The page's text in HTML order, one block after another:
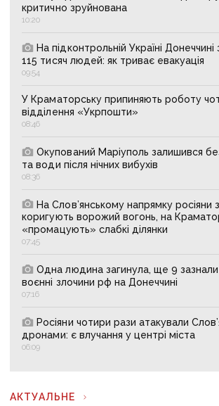
критично зруйнована
10:20
На підконтрольній Україні
115 тисяч людей: як триває евакуація
09:54
У Краматорську припиняють роботу
відділення «Укрпошти»
08:46
Окупований Маріуполь залишився
та води після нічних вибухів
08:36
На Слов’янському напрямку росіяни
коригують ворожий вогонь, на
«промацують» слабкі ділянки
07:45
Одна людина загинула, ще 9
воєнні злочини рф на Донеччині
07:16
Росіяни чотири рази атакували
дронами: є влучання у центрі міста
06:09
АКТУАЛЬНЕ